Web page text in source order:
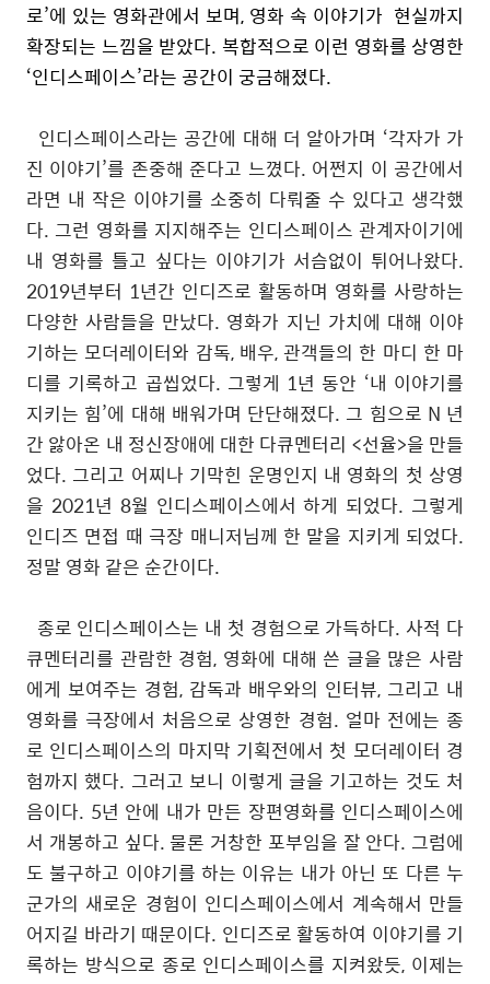
로’에 있는 영화관에서 보며, 영화 속 이야기가 현실까지
확장되는 느낌을 받았다. 복합적으로 이런 영화를 상영한
‘인디스페이스’라는 공간이 궁금해졌다.
인디스페이스라는 공간에 대해 더 알아가며 ‘각자가 가
진 이야기’를 존중해 준다고 느꼈다. 어쩐지 이 공간에서
라면 내 작은 이야기를 소중히 다뤄줄 수 있다고 생각했
다. 그런 영화를 지지해주는 인디스페이스 관계자이기에
내 영화를 틀고 싶다는 이야기가 서슴없이 튀어나왔다.
2019년부터 1년간 인디즈로 활동하며 영화를 사랑하는
다양한 사람들을 만났다. 영화가 지닌 가치에 대해 이야
기하는 모더레이터와 감독, 배우,관객들의 한 마디 한 마
디를 기록하고 곱씹었다. 그렇게 1년 동안 ‘내 이야기를
지키는 힘’에 대해 배워가며 단단해졌다. 그 힘으로 N 년
간 앓아온 내 정신장애에 대한 다큐멘터리 <선율>을 만들
었다. 그리고 어찌나 기막힌 운명인지 내 영화의 첫 상영
을 2021년 8월 인디스페이스에서 하게 되었다. 그렇게
인디즈 면접 때 극장 매니저님께 한 말을 지키게 되었다.
정말 영화 같은 순간이다.
종로 인디스페이스는 내 첫 경험으로 가득하다. 사적 다
큐멘터리를 관람한 경험, 영화에 대해 쓴 글을 많은 사람
에게 보여주는 경험, 감독과 배우와의 인터뷰, 그리고 내
영화를 극장에서 처음으로 상영한 경험. 얼마 전에는 종
로 인디스페이스의 마지막 기획전에서 첫 모더레이터 경
험까지 했다. 그러고 보니 이렇게 글을 기고하는 것도 처
음이다. 5년 안에 내가 만든 장편영화를 인디스페이스에
서 개봉하고 싶다.물론 거창한 포부임을 잘 안다. 그럼에
도 불구하고 이야기를 하는 이유는 내가 아닌 또 다른 누
군가의 새로운 경험이 인디스페이스에서 계속해서 만들
어지길 바라기 때문이다. 인디즈로 활동하여 이야기를 기
록하는 방식으로 종로 인디스페이스를 지켜왔듯, 이제는